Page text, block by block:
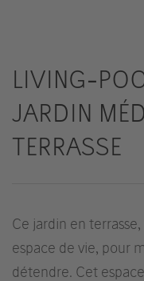
LIVING-
JARDIN
TERRASSE
Ce jardin en
espace de vie, pour
détendre. Cet